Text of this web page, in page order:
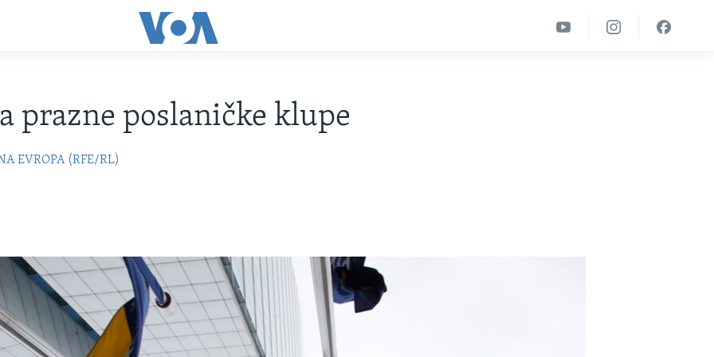
prazne poslaničke klupe
EVROPA (RFE/RL)